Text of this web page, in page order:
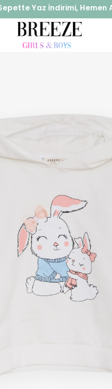
Yaz İndirimi, Hemen
ek %10 İndirimi Kap, Hemen
Üst Giyim Sweatshirt